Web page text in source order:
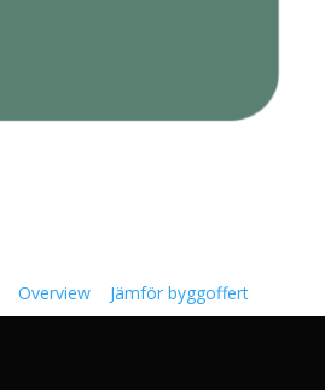
Overview Jämför byggoffert